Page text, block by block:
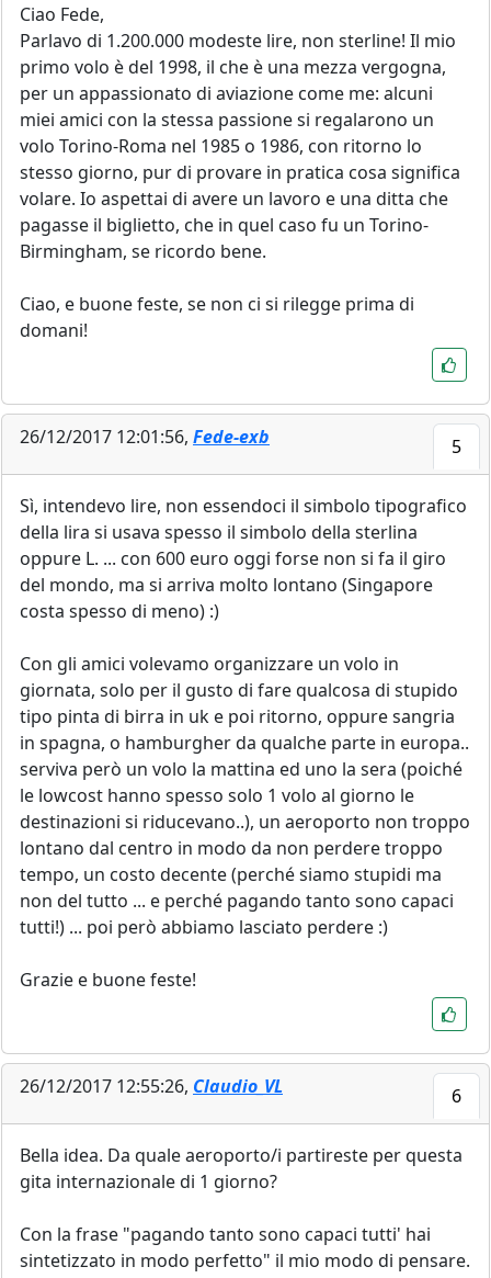
Ciao Fede,
Parlavo di 1.200.000 modeste lire, non sterline! Il mio
primo volo è del 1998, il che è una mezza vergogna,
per un appassionato di aviazione come me: alcuni
miei amici con la stessa passione si regalarono un
volo Torino-Roma nel 1985 o 1986, con ritorno lo
stesso giorno, pur di provare in pratica cosa significa
volare. Io aspettai di avere un lavoro e una ditta che
pagasse il biglietto, che in quel caso fu un Torino-
Birmingham, se ricordo bene.
Ciao, e buone feste, se non ci si rilegge prima di
domani!
26/12/2017 12:01:56, Fede-exb 5
Sì, intendevo lire, non essendoci il simbolo tipografico
della lira si usava spesso il simbolo della sterlina
oppure L. ... con 600 euro oggi forse non si fa il giro
del mondo, ma si arriva molto lontano (Singapore
costa spesso di meno) :)
Con gli amici volevamo organizzare un volo in
giornata, solo per il gusto di fare qualcosa di stupido
tipo pinta di birra in uk e poi ritorno, oppure sangria
in spagna, o hamburgher da qualche parte in europa..
serviva però un volo la mattina ed uno la sera (poiché
le lowcost hanno spesso solo 1 volo al giorno le
destinazioni si riducevano..), un aeroporto non troppo
lontano dal centro in modo da non perdere troppo
tempo, un costo decente (perché siamo stupidi ma
non del tutto ... e perché pagando tanto sono capaci
tutti!) ... poi però abbiamo lasciato perdere :)
Grazie e buone feste!
26/12/2017 12:55:26, Claudio_VL 6
Bella idea. Da quale aeroporto/i partireste per questa
gita internazionale di 1 giorno?
Con la frase "pagando tanto sono capaci tutti' hai
sintetizzato in modo perfetto" il mio modo di pensare.